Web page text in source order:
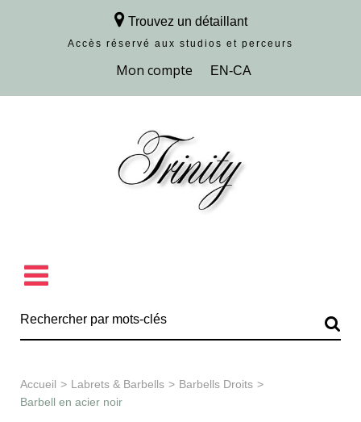
Trouvez un détaillant
Accès réservé aux studios et perceurs
Découvrir la collection
Accueil > Labrets & Barbells > Barbells Droits >
Barbell en acier noir